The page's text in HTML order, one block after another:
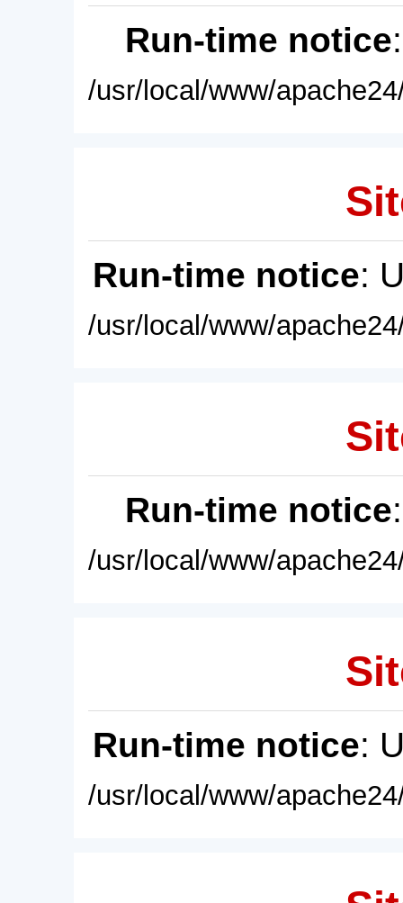
Run-time notice
/usr/local/www/
Run-time notice:
/usr/local/www/
Run-time notice
/usr/local/www/
Run-time notice:
/usr/local/www/